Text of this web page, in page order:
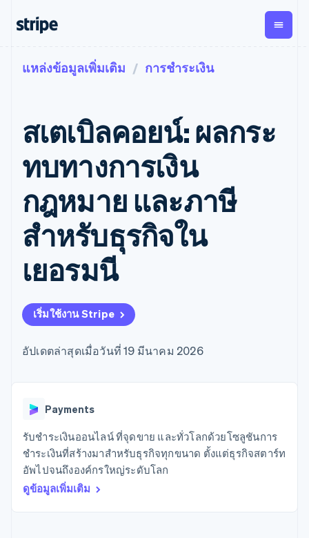
การชำระเงิน
การชำระเงิน
ออนไลน์
Payment links
การชำระเงิน
เขียนโค้ด
Checkout
UI การชำระ
เงินสำเร็จรูป
Elements
องค์ประกอบ UI
ที่ยืดหยุ่น
วิธีการชำระ
มากกว่า 125
รายการ
Authorization
ยกระดับการ
รวดเร็วขึ้น
รายรับ
แบบแผนล่วง
หน้า
Metronome
การเรียกเก็บ
ใช้งาน
การชำระเงิน
ตามรอบบิล
การจัดการ
การชำระเงิน
ตามรอบบิล
Invoicing
ขายและ VAT
อัตโนมัติ
Revenue
Data
Pipeline
การซิงค์
ข้อมูล
การ
Global
ให้กับ
บุคคลที่
สาม
ตามขั้น
ตามกรณีใช้งาน
การค้าแบบใช้เอเจนต์
อีคอมเมิร์ซ
บริการทางการเงินที่ผสาน
รวมในตัว
การทำงานอัตโนมัติด้าน
การเงิน
ธุรกิจทั่วโลก
การชำระเงินในแอป
การจัดการเงิน
แพลตฟอร์ม
แวดวงครีเอเตอร์
เกม
การบริการ การเดินทาง
และสันทนาการ
ประกันภัย
สื่อและความบันเทิง
บริการเฉพาะทาง
เอกสารประกอบ
ไลบรารีและ SDK
Stripe Apps
คู่มือ
รับการชำระเงินออนไลน์
ติดตั้งใช้งานการชำระเงิน
สำเร็จรูป
สร้างแพลตฟอร์มหรือ
มาร์เก็ตเพลส
จัดการการชำระเงินตาม
เสนอการเรียกเก็บเงินตาม
การใช้งาน
รองรับอยู่
จัดเตรียมและจัดการ
การเชื่อมต่อการทำงาน
แอป
ตัวอย่างโค้ด
บล็อกของนักพัฒนา
เรียนรู้
คู่มือ
การสนับสนุน
รับการสนับสนุน
แพ็กเกจการสนับสนุนที่ได้
รับการจัดการ
บริการเฉพาะทาง
บริษัท
แผนงานผลิตภัณฑ์
การประชุมประจำปีแบบ
เซสชัน
การติดต่อ
ติดต่อฝ่ายขาย
แหล่งข้อมูลเพิ่มเติม การชำระเงิน
สเตเบิลคอยน์: ผลกระ
ทบทางการเงิน
กฎหมาย และภาษี
สำหรับธุรกิจใน
เยอรมนี
เริ่มใช้งาน Stripe
อัปเดตล่าสุดเมื่อวันที่ 19 มีนาคม 2026
Payments
รับชำระเงินออนไลน์ ที่จุดขาย และทั่วโลกด้วยโซลูชันการ
ชำระเงินที่สร้างมาสำหรับธุรกิจทุกขนาด ตั้งแต่ธุรกิจสตาร์ท
อัพไปจนถึงองค์กรใหญ่ระดับโลก
ดูข้อมูลเพิ่มเติม